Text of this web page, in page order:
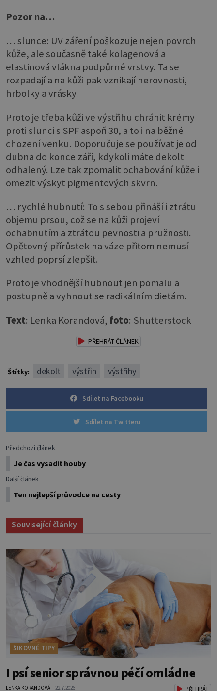
Pozor na…
… slunce: UV záření poškozuje nejen povrch
kůže, ale současně také kolagenová a
elastinová vlákna podpůrné vrstvy. Ta se
rozpadají a na kůži pak vznikají nerovnosti,
hrbolky a vrásky.
Proto je třeba kůži ve výstřihu chránit krémy
proti slunci s SPF aspoň 30, a to i na běžné
chození venku. Doporučuje se používat je od
dubna do konce září, kdykoli máte dekolt
odhalený. Lze tak zpomalit ochabování kůže i
omezit výskyt pigmentových skvrn.
… rychlé hubnutí: To s sebou přináší i ztrátu
objemu prsou, což se na kůži projeví
ochabnutím a ztrátou pevnosti a pružnosti.
Opětovný přírůstek na váze přitom nemusí
vzhled poprsí zlepšit.
Proto je vhodnější hubnout jen pomalu a
postupně a vyhnout se radikálním dietám.
Text: Lenka Korandová, foto: Shutterstock
PŘEHRÁT ČLÁNEK
Štítky: dekolt výstřih výstřihy
Sdílet na Facebooku
Sdílet na Twitteru
Předchozí článek
Je čas vysadit houby
Další článek
Ten nejlepší průvodce na cesty
Související články
ŠIKOVNÉ TIPY
I psí senior správnou péčí omládne
LENKA KORANDOVÁ 22.7.2026 PŘEHRÁT